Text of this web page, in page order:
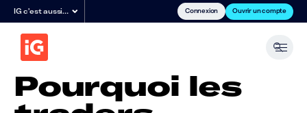
IG c'est aussi… Connexion Ouvrir un compte
Pourquoi les